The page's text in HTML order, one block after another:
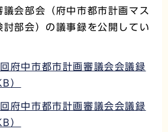
議会部会（府中市都市計画マス
討部会）の議事録を公開してい
府中市都市計画審議会会議録
）
府中市都市計画審議会会議録
）